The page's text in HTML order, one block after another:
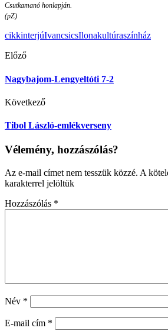
Csutkamanó honlapján.
(pZ)
cikkinterjúIvancsicsIlonakultúraszínház
Előző
Nagybajom-Lengyeltóti 7-2
Következő
Tibol László-emlékverseny
Vélemény, hozzászólás?
Az e-mail címet nem tesszük közzé. A
karakterrel jelöltük
Hozzászólás *
Név *
E-mail cím *